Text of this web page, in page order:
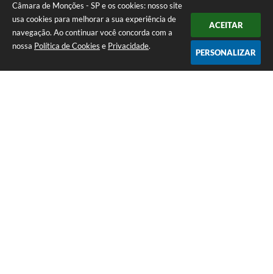
Câmara de Monções - SP e os cookies: nosso site
usa cookies para melhorar a sua experiência de
navegação. Ao continuar você concorda com a
nossa Política de Cookies e Privacidade.
ACEITAR
PERSONALIZAR